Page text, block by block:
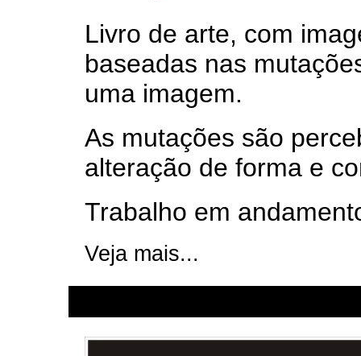
Livro de arte, com
baseadas nas
uma imagem.
As mutações são
alteração de forma e
Trabalho em
Veja mais...